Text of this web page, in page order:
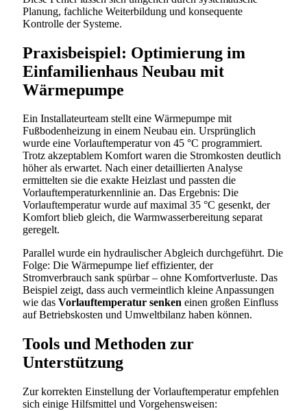
Planung, fachliche Weiterbildung und konsequente
Kontrolle der Systeme.
Praxisbeispiel: Optimierung im
Einfamilienhaus Neubau mit
Wärmepumpe
Ein Installateurteam stellt eine Wärmepumpe mit
Fußbodenheizung in einem Neubau ein. Ursprünglich
wurde eine Vorlauftemperatur von 45 °C programmiert.
Trotz akzeptablem Komfort waren die Stromkosten deutlich
höher als erwartet. Nach einer detaillierten Analyse
ermittelten sie die exakte Heizlast und passten die
Vorlauftemperaturkennlinie an. Das Ergebnis: Die
Vorlauftemperatur wurde auf maximal 35 °C gesenkt, der
Komfort blieb gleich, die Warmwasserbereitung separat
geregelt.
Parallel wurde ein hydraulischer Abgleich durchgeführt. Die
Folge: Die Wärmepumpe lief effizienter, der
Stromverbrauch sank spürbar – ohne Komfortverluste. Das
Beispiel zeigt, dass auch vermeintlich kleine Anpassungen
wie das Vorlauftemperatur senken einen großen Einfluss
auf Betriebskosten und Umweltbilanz haben können.
Tools und Methoden zur
Unterstützung
Zur korrekten Einstellung der Vorlauftemperatur empfehlen
sich einige Hilfsmittel und Vorgehensweisen: